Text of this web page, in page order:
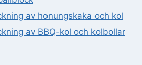
av honungskaka och kol
av BBQ-kol och kolbollar